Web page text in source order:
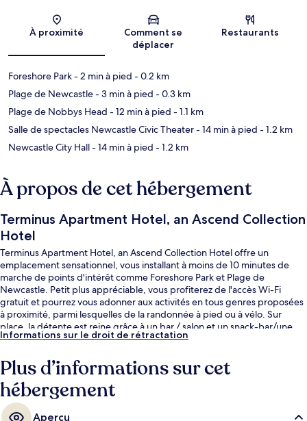
Carte
À proximité
Comment se
déplacer
Restaurants
Foreshore Park- 2 min à pied - 0.2 km
Plage de Newcastle- 3 min à pied - 0.3 km
Plage de Nobbys Head - 12 min à pied - 1.1 km
Salle de spectacles Newcastle Civic Theater- 14 min à pied - 1.2 km
Newcastle City Hall- 14 min à pied - 1.2 km
À propos de cet hébergement
Terminus Apartment Hotel, an Ascend Collection
Hotel
Terminus Apartment Hotel, an Ascend Collection Hotel offre un
emplacement sensationnel, vous installant à moins de 10 minutes de
marche de points d'intérêt comme Foreshore Park et Plage de
Newcastle. Petit plus appréciable, vous profiterez de l'accès Wi-Fi
gratuit et pourrez vous adonner aux activités en tous genres proposées
à proximité, parmi lesquelles de la randonnée à pied ou à vélo. Sur
place, la détente est reine grâce à un bar / salon et un snack-bar/une
épicerie fine ! appartements offrent par ailleurs de petits plus comme
voyageurs ne disent que du bien en ce qui concerne le personnel
attentionné.
Informations sur le droit de rétractation
Plus d’informations sur cet
hébergement
Aperçu